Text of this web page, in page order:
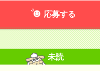
応募する
未読